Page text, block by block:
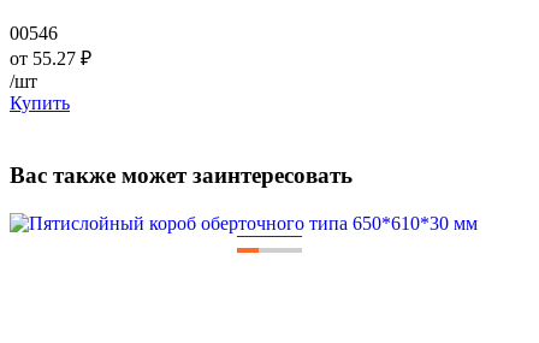
00546
от 55.27 ₽
/шт
Купить
Вас также может заинтересовать
———